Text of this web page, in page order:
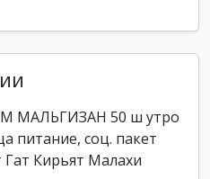
МАЛЬГИЗАН 50 ш утро
питание, соц. пакет
Кирьят Малахи